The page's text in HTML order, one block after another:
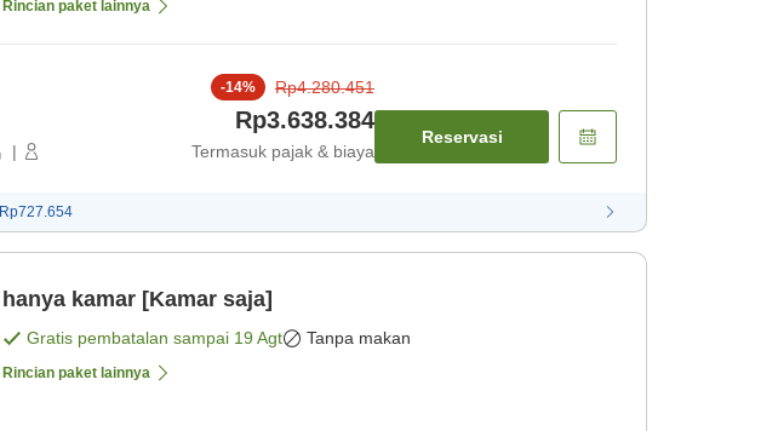
Rincian paket lainnya
|
-14% Rp4.280.451
Rp3.638.384
Termasuk pajak & biaya
Reservasi
Rp727.654
hanya kamar [Kamar saja]
Gratis pembatalan sampai 19 Agt Tanpa makan
Rincian paket lainnya